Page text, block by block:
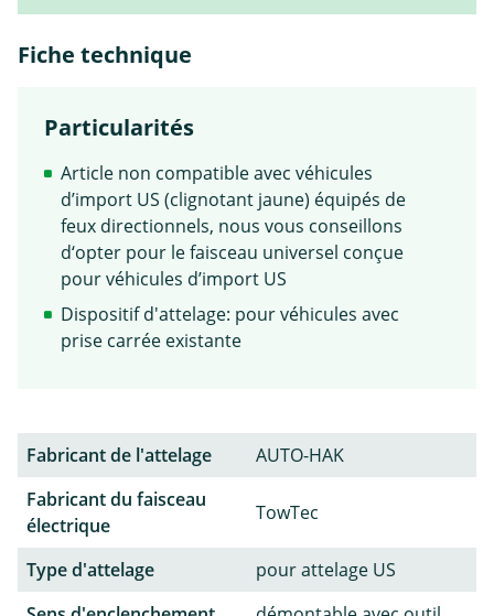
Fiche technique
Particularités
Article non compatible avec véhicules
d’import US (clignotant jaune) équipés de
feux directionnels, nous vous conseillons
d‘opter pour le faisceau universel conçue
pour véhicules d’import US
Dispositif d'attelage: pour véhicules avec
prise carrée existante
Fabricant de l'attelage
AUTO-HAK
Fabricant du faisceau
électrique
TowTec
Type d'attelage
pour attelage US